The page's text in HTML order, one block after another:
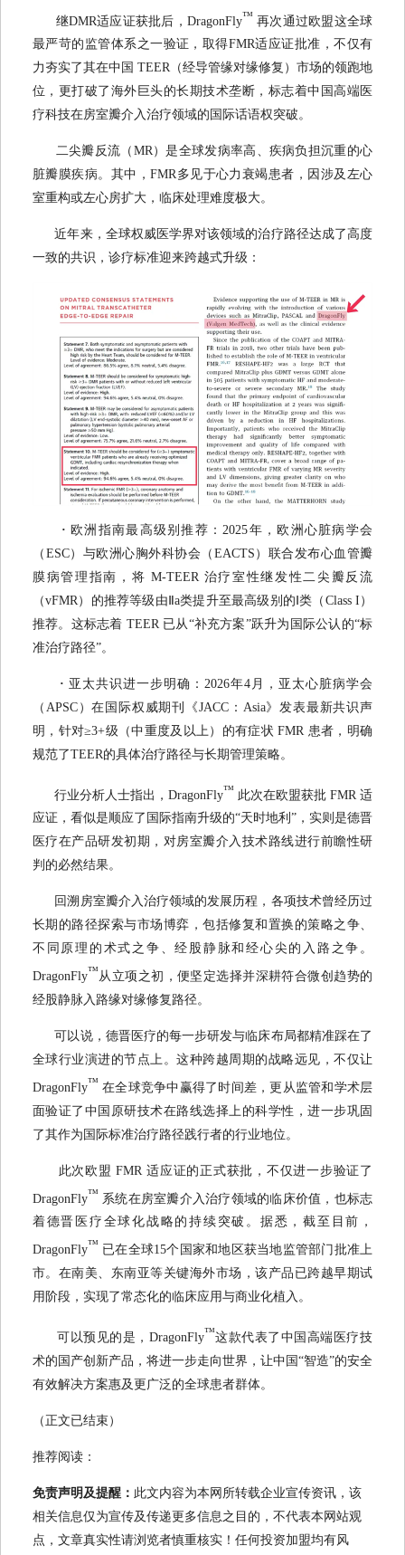
继DMR适应证获批后，DragonFly™ 再次通过欧盟这全球
最严苛的监管体系之一验证，取得FMR适应证批准，不仅有
力夯实了其在中国 TEER（经导管缘对缘修复）市场的领跑地
位，更打破了海外巨头的长期技术垄断，标志着中国高端医
疗科技在房室瓣介入治疗领域的国际话语权突破。
二尖瓣反流（MR）是全球发病率高、疾病负担沉重的心
脏瓣膜疾病。其中，FMR多见于心力衰竭患者，因涉及左心
室重构或左心房扩大，临床处理难度极大。
近年来，全球权威医学界对该领域的治疗路径达成了高度
一致的共识，诊疗标准迎来跨越式升级：
· 欧洲指南最高级别推荐：2025年，欧洲心脏病学会
（ESC）与欧洲心胸外科协会（EACTS）联合发布心血管瓣
膜病管理指南，将 M-TEER 治疗室性继发性二尖瓣反流
（vFMR）的推荐等级由Ⅱa类提升至最高级别的Ⅰ类（Class I）
推荐。这标志着 TEER 已从“补充方案”跃升为国际公认的“标
准治疗路径”。
· 亚太共识进一步明确：2026年4月，亚太心脏病学会
（APSC）在国际权威期刊《JACC：Asia》发表最新共识声
明，针对≥3+级（中重度及以上）的有症状 FMR 患者，明确
规范了TEER的具体治疗路径与长期管理策略。
行业分析人士指出，DragonFly™ 此次在欧盟获批 FMR 适
应证，看似是顺应了国际指南升级的“天时地利”，实则是德晋
医疗在产品研发初期，对房室瓣介入技术路线进行前瞻性研
判的必然结果。
回溯房室瓣介入治疗领域的发展历程，各项技术曾经历过
长期的路径探索与市场博弈，包括修复和置换的策略之争、
不同原理的术式之争、经股静脉和经心尖的入路之争。
DragonFly™从立项之初，便坚定选择并深耕符合微创趋势的
经股静脉入路缘对缘修复路径。
可以说，德晋医疗的每一步研发与临床布局都精准踩在了
全球行业演进的节点上。这种跨越周期的战略远见，不仅让
DragonFly™ 在全球竞争中赢得了时间差，更从监管和学术层
面验证了中国原研技术在路线选择上的科学性，进一步巩固
了其作为国际标准治疗路径践行者的行业地位。
此次欧盟 FMR 适应证的正式获批，不仅进一步验证了
DragonFly™ 系统在房室瓣介入治疗领域的临床价值，也标志
着德晋医疗全球化战略的持续突破。据悉，截至目前，
DragonFly™ 已在全球15个国家和地区获当地监管部门批准上
市。在南美、东南亚等关键海外市场，该产品已跨越早期试
用阶段，实现了常态化的临床应用与商业化植入。
可以预见的是，DragonFly™这款代表了中国高端医疗技
术的国产创新产品，将进一步走向世界，让中国“智造”的安全
有效解决方案惠及更广泛的全球患者群体。
（正文已结束）
推荐阅读：
免责声明及提醒： 此文内容为本网所转载企业宣传资讯，该
相关信息仅为宣传及传递更多信息之目的，不代表本网站观
点，文章真实性请浏览者慎重核实！任何投资加盟均有风